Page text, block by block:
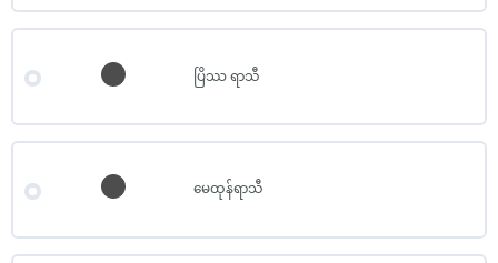
ပြိဿ ရာသီ
မေထုန်ရာသီ